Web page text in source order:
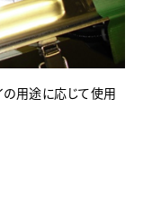
の用途に応じて使用